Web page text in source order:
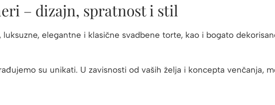
– dizajn, spratnost i stil
luksuzne, elegantne i klasične svadbene torte, kao i bogato
su unikati. U zavisnosti od vaših želja i koncepta venčanja,